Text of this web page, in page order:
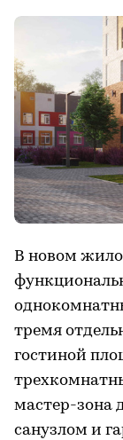
В новом
тремя
гостиной
мастер-зона
санузлом и